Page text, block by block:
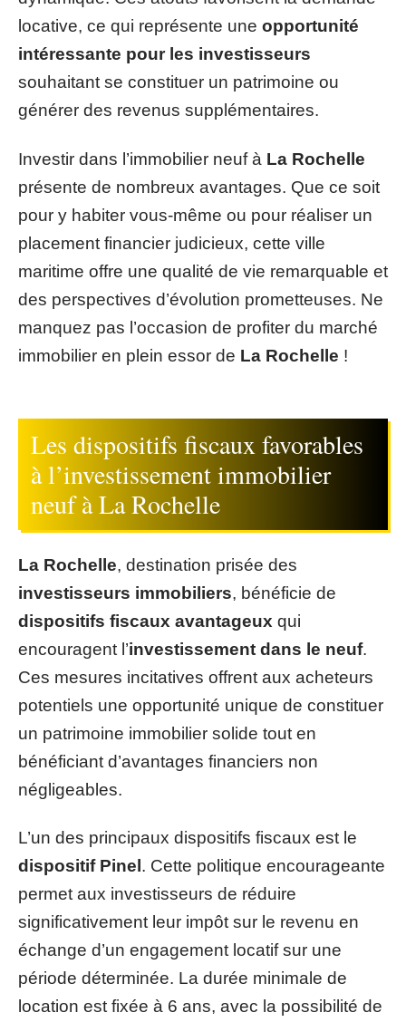
locative, ce qui représente une opportunité
intéressante pour les investisseurs
souhaitant se constituer un patrimoine ou
générer des revenus supplémentaires.
Investir dans l’immobilier neuf à La Rochelle
présente de nombreux avantages. Que ce soit
pour y habiter vous-même ou pour réaliser un
placement financier judicieux, cette ville
maritime offre une qualité de vie remarquable et
des perspectives d’évolution prometteuses. Ne
manquez pas l’occasion de profiter du marché
immobilier en plein essor de La Rochelle !
Les dispositifs fiscaux favorables
à l’investissement immobilier
neuf à La Rochelle
La Rochelle, destination prisée des
investisseurs immobiliers, bénéficie de
dispositifs fiscaux avantageux qui
encouragent l’investissement dans le neuf.
Ces mesures incitatives offrent aux acheteurs
potentiels une opportunité unique de constituer
un patrimoine immobilier solide tout en
bénéficiant d’avantages financiers non
négligeables.
L’un des principaux dispositifs fiscaux est le
dispositif Pinel . Cette politique encourageante
permet aux investisseurs de réduire
significativement leur impôt sur le revenu en
échange d’un engagement locatif sur une
période déterminée. La durée minimale de
location est fixée à 6 ans, avec la possibilité de